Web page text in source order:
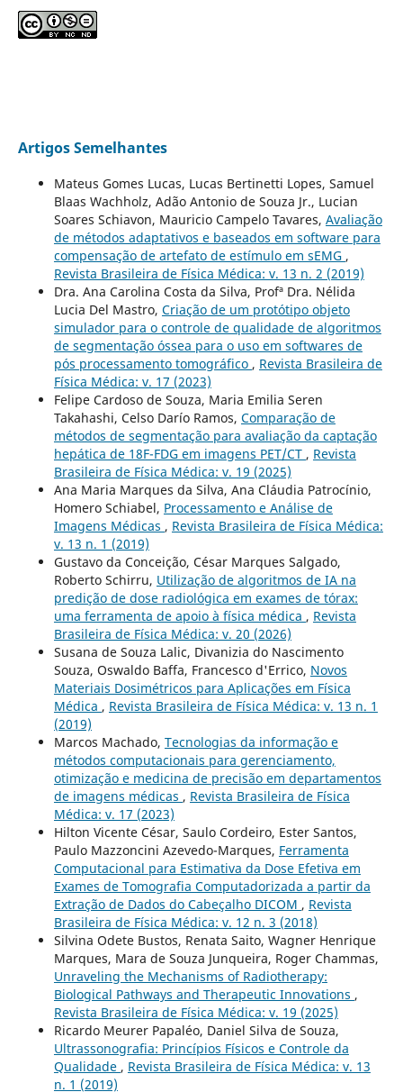
Artigos Semelhantes
Mateus Gomes Lucas, Lucas Bertinetti Lopes, Samuel
Blaas Wachholz, Adão Antonio de Souza Jr., Lucian
Soares Schiavon, Mauricio Campelo Tavares, Avaliação
de métodos adaptativos e baseados em software para
compensação de artefato de estímulo em sEMG ,
Revista Brasileira de Física Médica: v. 13 n. 2 (2019)
Dra. Ana Carolina Costa da Silva, Profª Dra. Nélida
Lucia Del Mastro, Criação de um protótipo objeto
simulador para o controle de qualidade de algoritmos
de segmentação óssea para o uso em softwares de
pós processamento tomográfico , Revista Brasileira de
Física Médica: v. 17 (2023)
Felipe Cardoso de Souza, Maria Emilia Seren
Takahashi, Celso Darío Ramos, Comparação de
métodos de segmentação para avaliação da captação
hepática de 18F-FDG em imagens PET/CT , Revista
Brasileira de Física Médica: v. 19 (2025)
Ana Maria Marques da Silva, Ana Cláudia Patrocínio,
Homero Schiabel, Processamento e Análise de
Imagens Médicas , Revista Brasileira de Física Médica:
v. 13 n. 1 (2019)
Gustavo da Conceição, César Marques Salgado,
Roberto Schirru, Utilização de algoritmos de IA na
predição de dose radiológica em exames de tórax:
uma ferramenta de apoio à física médica , Revista
Brasileira de Física Médica: v. 20 (2026)
Susana de Souza Lalic, Divanizia do Nascimento
Souza, Oswaldo Baffa, Francesco d'Errico, Novos
Materiais Dosimétricos para Aplicações em Física
Médica , Revista Brasileira de Física Médica: v. 13 n. 1
(2019)
Marcos Machado, Tecnologias da informação e
métodos computacionais para gerenciamento,
otimização e medicina de precisão em departamentos
de imagens médicas , Revista Brasileira de Física
Médica: v. 17 (2023)
Hilton Vicente César, Saulo Cordeiro, Ester Santos,
Paulo Mazzoncini Azevedo-Marques, Ferramenta
Computacional para Estimativa da Dose Efetiva em
Exames de Tomografia Computadorizada a partir da
Extração de Dados do Cabeçalho DICOM , Revista
Brasileira de Física Médica: v. 12 n. 3 (2018)
Silvina Odete Bustos, Renata Saito, Wagner Henrique
Marques, Mara de Souza Junqueira, Roger Chammas,
Unraveling the Mechanisms of Radiotherapy:
Biological Pathways and Therapeutic Innovations ,
Revista Brasileira de Física Médica: v. 19 (2025)
Ricardo Meurer Papaléo, Daniel Silva de Souza,
Ultrassonografia: Princípios Físicos e Controle da
Qualidade , Revista Brasileira de Física Médica: v. 13
n. 1 (2019)